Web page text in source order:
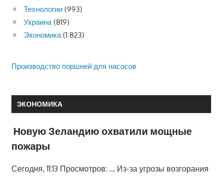
Технологии (993)
Украина(819)
Экономика(1 823)
Производство поршней для насосов
ЭКОНОМИКА
Новую Зеландию охватили мощные
пожары
Сегодня, 11:13 Просмотров: … Из-за угрозы возгорания